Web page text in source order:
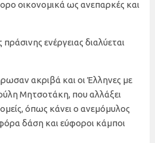
οικονομικά ως ανεπαρκές και
ενέργειας διαλύεται
ακριβά και οι Έλληνες με
Μητσοτάκη, που αλλάξει
όπως κάνει ο ανεμόμυλος
δάση και εύφοροι κάμποι